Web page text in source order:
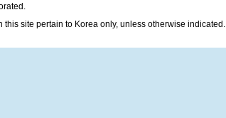
this site pertain to Korea only, unless otherwise indicated.